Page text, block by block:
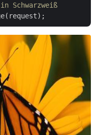
Schwarzweiß